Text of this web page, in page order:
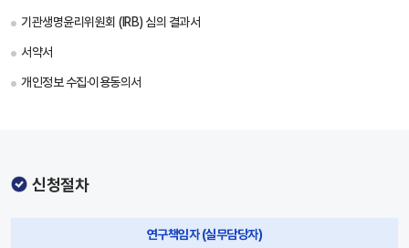
기관생명윤리위원회 (IRB) 심의 결과서
서약서
개인정보 수집·이용동의서
신청절차
연구책임자 (실무담당자)